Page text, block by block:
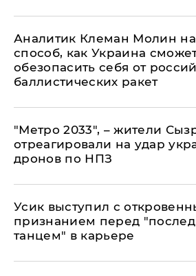
Аналитик Клеман Молин
способ, как Украина
обезопасить себя от
баллистических ракет
"Метро 2033", – жители
отреагировали на удар
дронов по НПЗ
Усик выступил с
признанием перед
танцем" в карьере